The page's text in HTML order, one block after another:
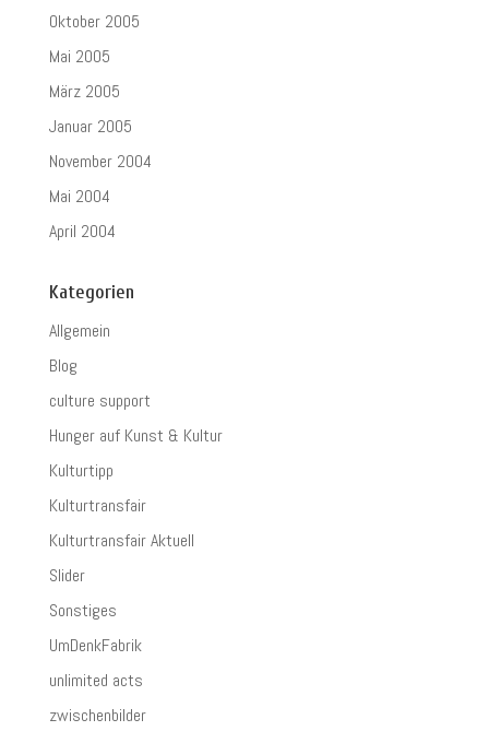
Oktober 2005
Mai 2005
März 2005
Januar 2005
November 2004
Mai 2004
April 2004
Kategorien
Allgemein
Blog
culture support
Hunger auf Kunst & Kultur
Kulturtipp
Kulturtransfair
Kulturtransfair Aktuell
Slider
Sonstiges
UmDenkFabrik
unlimited acts
zwischenbilder